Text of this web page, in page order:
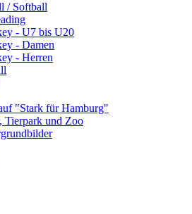
/ Softball
- U7 bis U20
- Damen
- Herren
"Stark für Hamburg"
Tierpark und Zoo